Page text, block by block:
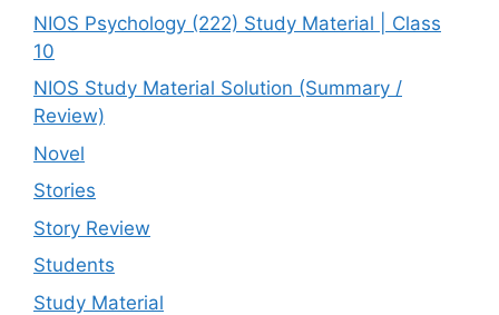
NIOS Psychology (222) Study Material | Class
10
NIOS Study Material Solution (Summary /
Review)
Novel
Stories
Story Review
Students
Study Material